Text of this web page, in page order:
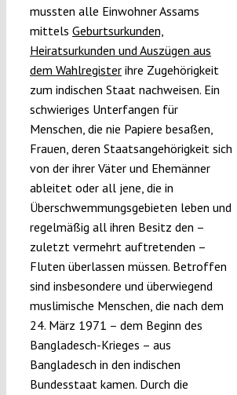
mussten alle Einwohner Assams
mittels Geburtsurkunden,
Heiratsurkunden und Auszügen aus
dem Wahlregisterihre Zugehörigkeit
zum indischen Staat nachweisen. Ein
schwieriges Unterfangen für
Menschen, die nie Papiere besaßen,
Frauen, deren Staatsangehörigkeit sich
von der ihrer Väter und Ehemänner
ableitet oder all jene, die in
Überschwemmungsgebieten leben und
regelmäßig all ihren Besitz den –
zuletzt vermehrt auftretenden –
Fluten überlassen müssen. Betroffen
sind insbesondere und überwiegend
muslimische Menschen, die nach dem
24. März 1971 – dem Beginn des
Bangladesch-Krieges – aus
Bangladesch in den indischen
Bundesstaat kamen. Durch die